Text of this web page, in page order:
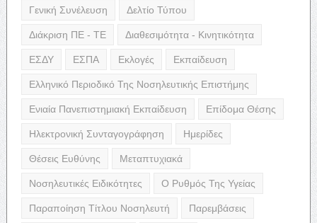
Γενική Συνέλευση Δελτίο Τύπου
Διάκριση ΠΕ - ΤΕ Διαθεσιμότητα - Κινητικότητα
ΕΣΔΥ ΕΣΠΑ Εκλογές Εκπαίδευση
Ελληνικό Περιοδικό Της Νοσηλευτικής Επιστήμης
Ενιαία Πανεπιστημιακή Εκπαίδευση Επίδομα Θέσης
Ηλεκτρονική Συνταγογράφηση Ημερίδες
Θέσεις Ευθύνης Μεταπτυχιακά
Νοσηλευτικές Ειδικότητες Ο Ρυθμός Της Υγείας
Παραποίηση Τίτλου Νοσηλευτή Παρεμβάσεις